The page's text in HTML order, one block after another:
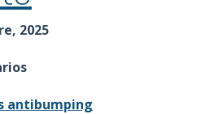
2025
antibumping